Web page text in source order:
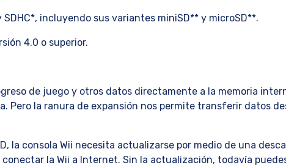
incluyendo sus variantes miniSD** y microSD**.
4.0 o superior.
de juego y otros datos directamente a la memoria
Pero la ranura de expansión nos permite transferir datos
la consola Wii necesita actualizarse por medio de una
la Wii a Internet. Sin la actualización, todavía